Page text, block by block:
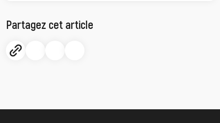
Partagez cet article